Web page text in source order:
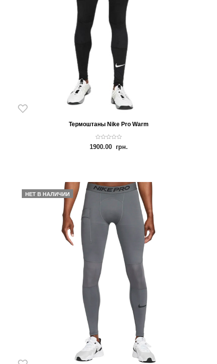
Термоштаны Nike Pro Warm
0
o
1900.00 грн.
НЕТ В НАЛИЧИИ